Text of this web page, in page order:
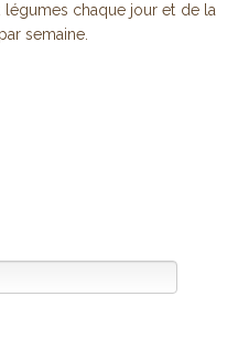
chaque jour et de la
semaine.